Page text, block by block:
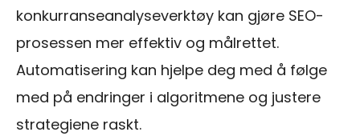
konkurranseanalyseverktøy kan gjøre SEO-
prosessen mer effektiv og målrettet.
Automatisering kan hjelpe deg med å følge
med på endringer i algoritmene og justere
strategiene raskt.